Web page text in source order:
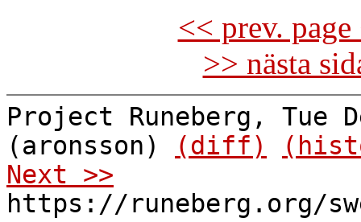
<< prev.
>> nästa
Project Runeberg, Tue
(aronsson)
(diff)
Next >>
https://runeberg.org/